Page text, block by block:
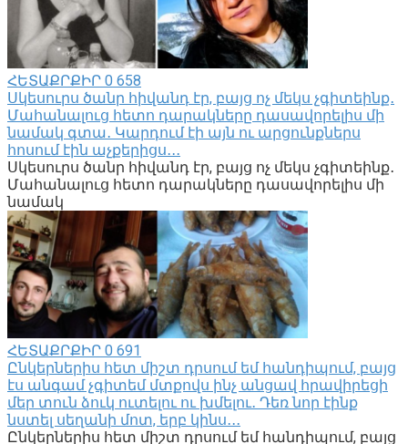
ՀԵՏԱՔՐՔԻՐ 0 658
Սկեսուրս ծանր հիվանդ էր, բայց ոչ մեկս չգիտեինք․
Մահանալուց հետո դարակները դասավորելիս մի
նամակ գտա․ Կարդում էի այն ու արցունքներս
հոսում էին աչքերիցս․․․
Սկեսուրս ծանր հիվանդ էր, բայց ոչ մեկս չգիտեինք․
Մահանալուց հետո դարակները դասավորելիս մի
նամակ
ՀԵՏԱՔՐՔԻՐ 0 691
Ընկերներիս հետ միշտ դրսում եմ հանդիպում, բայց
էս անգամ չգիտեմ մտքովս ինչ անցավ հրավիրեցի
մեր տուն ձուկ ուտելու ու խմելու․ Դեռ նոր էինք
նստել սեղանի մոտ, երբ կինս․․․
Ընկերներիս հետ միշտ դրսում եմ հանդիպում, բայց